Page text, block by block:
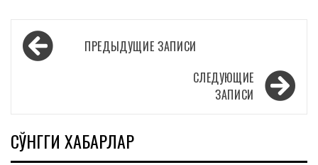
Навигация
по
ПРЕДЫДУЩИЕ ЗАПИСИ
СЛЕДУЮЩИЕ
ЗАПИСИ
СЎНГГИ ХАБАРЛАР